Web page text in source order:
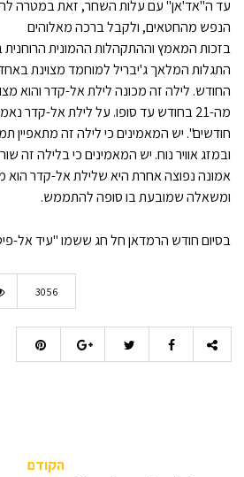
עד ה"אד'אן" עם עלות השחר, זאת במטרה
הנפש מהחטאים, ולקבל ברכה מאלוהים
בזכות המאמץ וההתקהלות ההמונית הרוחנית
התגלות המלאך ג'יבריל למוחמד מצוינת
החודש. לילה זה מכונה לילת אל-קדר והוא
מה-21 בחודש עד סופו. על לילת אל-קדר
חודשים". יש המאמינים כי לילה זה מתאפיין
ובמזג אוויר נוח. יש המאמינים כי בלילה זה
אמונה נפוצה אחרת היא שלילת אל-קדר
ומשאלה שמובעת בו סופה להתממש.
בסיום חודש הרמדאן חל חג ששמו "עיד אל-
3056
הקודם